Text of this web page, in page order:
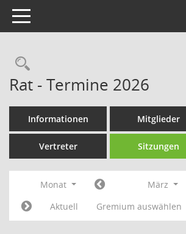
Toggle navigation
Rechercheauswahl
Rat - Termine 2026
Informationen Mitglieder
Vertreter Sitzungen
Monat März
Aktuell
Gremium auswählen